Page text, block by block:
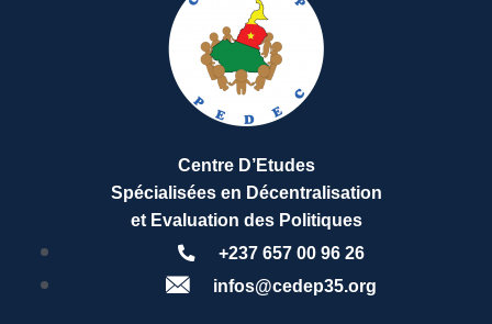
Centre D’Etudes
Spécialisées en Décentralisation
et Evaluation des Politiques
+237 657 00 96 26
infos@cedep35.org